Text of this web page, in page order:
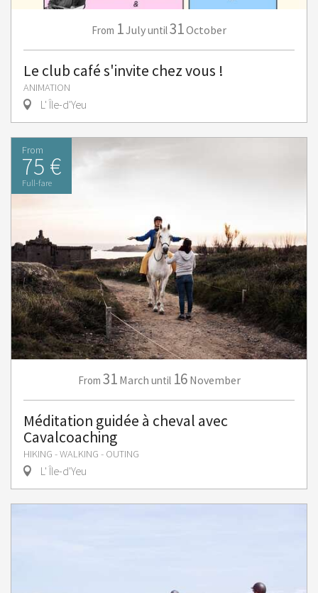
From 1Julyuntil31October
Le club café s'invite chez vous !
ANIMATION
L' Île-d'Yeu
From
75 €
Full-fare
From 31 March until 16 November
Méditation guidée à cheval avec
Cavalcoaching
HIKING - WALKING - OUTING
L' Île-d'Yeu